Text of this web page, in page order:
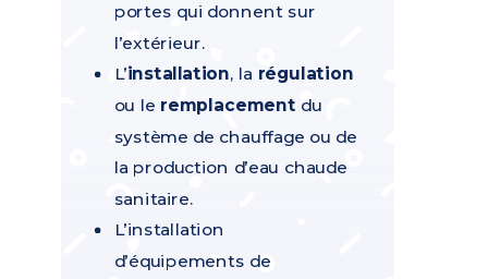
portes qui donnent sur
l’extérieur.
L’installation, la régulation
ou le remplacement du
système de chauffage ou de
la production d’eau chaude
sanitaire.
L’installation
d’équipements de